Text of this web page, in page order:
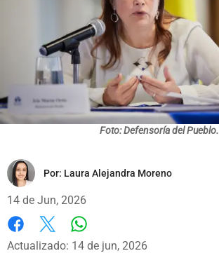
Foto: Defensoría del Pueblo.
Por: Laura Alejandra Moreno
14 de Jun, 2026
Facebook
X
Actualizado: 14 de jun, 2026